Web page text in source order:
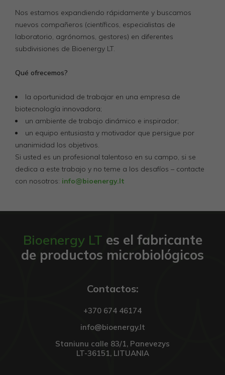
Nos estamos expandiendo rápidamente y buscamos
nuevos compañeros (científicos, especialistas de
laboratorio, agrónomos, gestores) en diferentes
subdivisiones de Bioenergy LT.
Qué ofrecemos?
la oportunidad de trabajar en una empresa de
biotecnología innovadora;
un ambiente de trabajo dinámico e inspirador;
un equipo entusiasta y motivador que persigue por
unanimidad los objetivos.
Si usted es un profesional talentoso en su campo, si se
dedica a este trabajo y no teme a los desafíos – contacte
con nosotros: info@bioenergy.lt
Bioenergy LT es el fabricante
de productos microbiológicos
Contactos:
+370 674 46174
info@bioenergy.lt
Staniunu calle 83/1, Panevezys
LT-36151, LITUANIA